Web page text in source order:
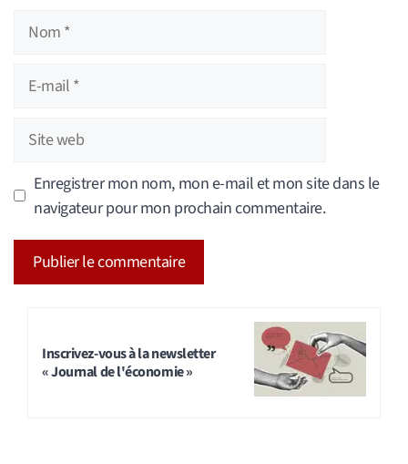
Nom
Site
web
Enregistrer mon nom, mon e-mail et mon site dans le
navigateur pour mon prochain commentaire.
Inscrivez-vous à la newsletter
« Journal de l'économie »